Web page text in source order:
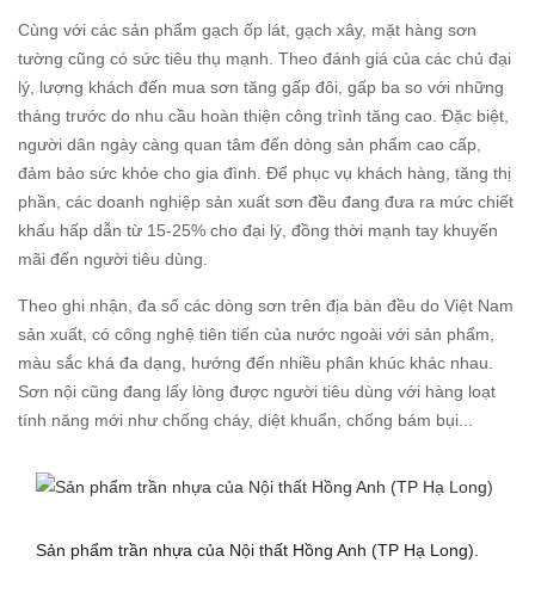
Cùng với các sản phẩm gạch ốp lát, gạch xây, mặt hàng sơn
tường cũng có sức tiêu thụ mạnh. Theo đánh giá của các chủ đại
lý, lượng khách đến mua sơn tăng gấp đôi, gấp ba so với những
tháng trước do nhu cầu hoàn thiện công trình tăng cao. Đặc biệt,
người dân ngày càng quan tâm đến dòng sản phẩm cao cấp,
đảm bảo sức khỏe cho gia đình. Để phục vụ khách hàng, tăng thị
phần, các doanh nghiệp sản xuất sơn đều đang đưa ra mức chiết
khấu hấp dẫn từ 15-25% cho đại lý, đồng thời mạnh tay khuyến
mãi đến người tiêu dùng.
Theo ghi nhận, đa số các dòng sơn trên địa bàn đều do Việt Nam
sản xuất, có công nghệ tiên tiến của nước ngoài với sản phẩm,
màu sắc khá đa dạng, hướng đến nhiều phân khúc khác nhau.
Sơn nội cũng đang lấy lòng được người tiêu dùng với hàng loạt
tính năng mới như chống cháy, diệt khuẩn, chống bám bụi...
Sản phẩm trần nhựa của Nội thất Hồng Anh (TP Hạ Long).